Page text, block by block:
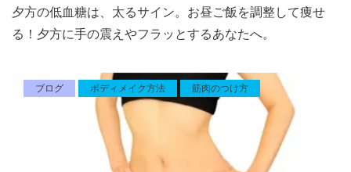
夕方の低血糖は、太るサイン。お昼ご飯を調整して痩せ
る！夕方に手の震えやフラッとするあなたへ。
ブログ ボディメイク方法 筋肉のつけ方